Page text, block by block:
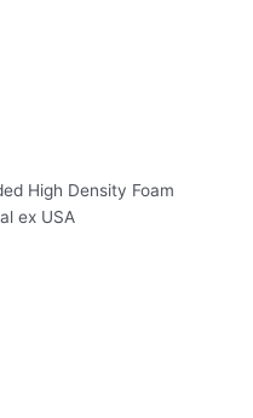
High Density Foam
ex USA